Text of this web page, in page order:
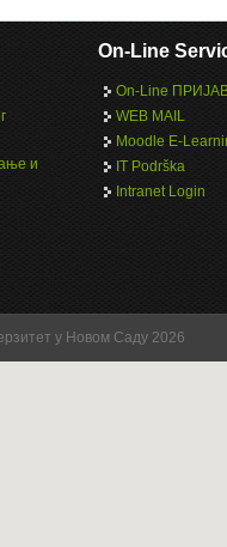
и
On-Line
On-Line
WEB MAIL
Moodle E-
IT Podrška
Intranet Login
у Новом Саду 2026